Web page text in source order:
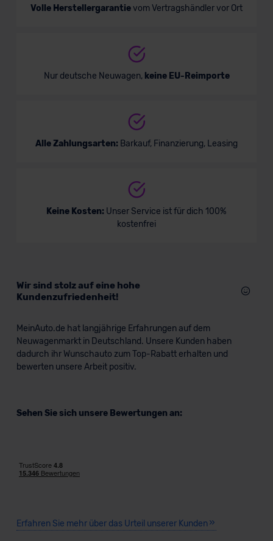
Volle Herstellergarantievom Vertragshändler vor Ort
Nur deutsche Neuwagen, keine EU-Reimporte
Alle Zahlungsarten: Barkauf, Finanzierung, Leasing
Keine Kosten: Unser Service ist für dich 100%
kostenfrei
Wir sind stolz auf eine hohe
Kundenzufriedenheit!
MeinAuto.de hat langjährige Erfahrungen auf dem
Neuwagenmarkt in Deutschland. Unsere Kunden haben
dadurch ihr Wunschauto zum Top-Rabatt erhalten und
bewerten unsere Arbeit positiv.
Sehen Sie sich unsere Bewertungen an:
Erfahren Sie mehr über das Urteil unserer Kunden